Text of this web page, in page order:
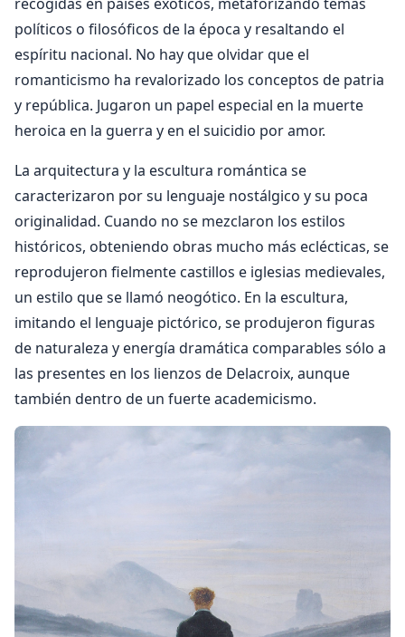
políticos o filosóficos de la época y resaltando el
espíritu nacional. No hay que olvidar que el
romanticismo ha revalorizado los conceptos de patria
y república. Jugaron un papel especial en la muerte
heroica en la guerra y en el suicidio por amor.
La arquitectura y la escultura romántica se
caracterizaron por su lenguaje nostálgico y su poca
originalidad. Cuando no se mezclaron los estilos
históricos, obteniendo obras mucho más eclécticas, se
reprodujeron fielmente castillos e iglesias medievales,
un estilo que se llamó neogótico. En la escultura,
imitando el lenguaje pictórico, se produjeron figuras
de naturaleza y energía dramática comparables sólo a
las presentes en los lienzos de Delacroix, aunque
también dentro de un fuerte academicismo.